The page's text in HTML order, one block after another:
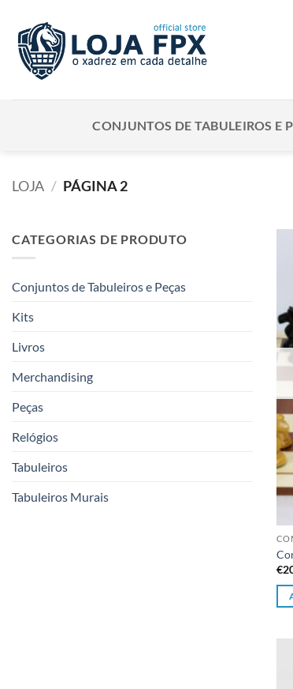
content
CONJUNTOS DE TABULEIROS E
LOJA / PÁGINA 2
CATEGORIAS DE PRODUTO
Conjuntos de Tabuleiros e Peças
Kits
Livros
Merchandising
Peças
Relógios
Tabuleiros
Tabuleiros Murais
€